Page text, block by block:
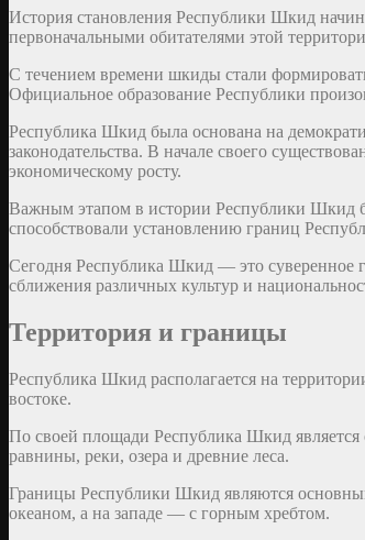
История становления Республики Шкид
первоначальными обитателями этой
С течением времени шкиды стали
Официальное образование Республики
Республика Шкид была основана на
законодательства. В начале своего
экономическому росту.
Важным этапом в истории Республики Шкид
способствовали установлению границ
Сегодня Республика Шкид — это суверенное
сближения различных культур и
Территория и границы
Республика Шкид располагается на
востоке.
По своей площади Республика Шкид является
равнины, реки, озера и древние леса.
Границы Республики Шкид являются
океаном, а на западе — с горным хребтом.